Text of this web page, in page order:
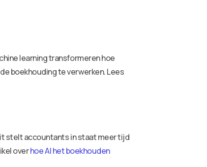
learning transformeren hoe
boekhouding te verwerken. Lees
stelt accountants in staat meer tijd
overhoe AI het boekhouden